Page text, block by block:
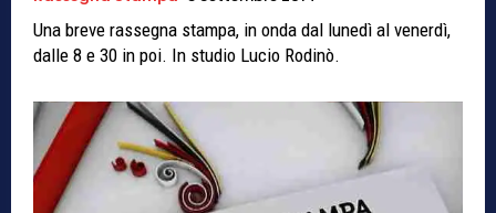
Una breve rassegna stampa, in onda dal lunedì al venerdì,
dalle 8 e 30 in poi. In studio Lucio Rodinò.